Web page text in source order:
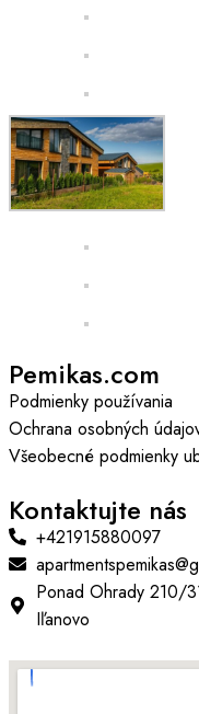
Pemikas.com
Podmienky používania
Ochrana osobných
Všeobecné podmienky
Kontaktujte nás
+421915880097
Ponad Ohrady 210/
Iľanovo